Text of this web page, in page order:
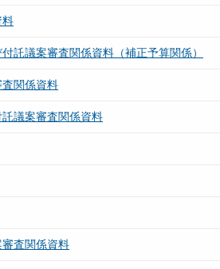
議案審査関係資料（補正予算関係）
関係資料
議案審査関係資料
査関係資料